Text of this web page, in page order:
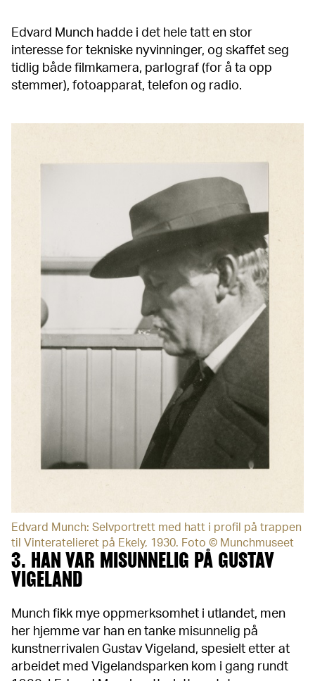
Edvard Munch hadde i det hele tatt en stor
interesse for tekniske nyvinninger, og skaffet seg
tidlig både filmkamera, parlograf (for å ta opp
stemmer), fotoapparat, telefon og radio.
Edvard Munch: Selvportrett med hatt i profil på trappen
til Vinteratelieret på Ekely, 1930. Foto © Munchmuseet
3. HAN VAR MISUNNELIG PÅ GUSTAV
VIGELAND
Munch fikk mye oppmerksomhet i utlandet, men
her hjemme var han en tanke misunnelig på
kunstnerrivalen Gustav Vigeland, spesielt etter at
arbeidet med Vigelandsparken kom i gang rundt